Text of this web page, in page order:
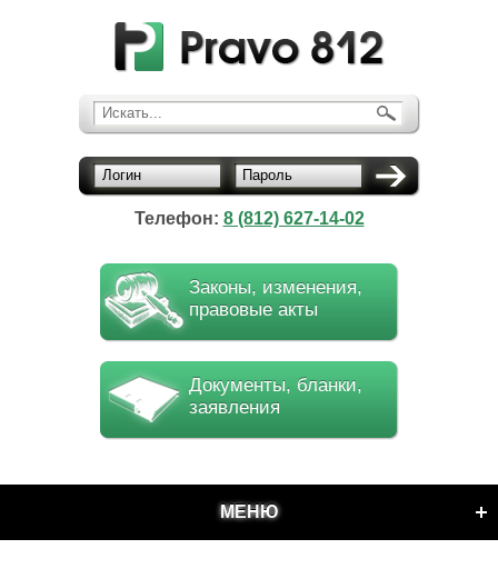
Искать...
Логин Пароль
Телефон: 8 (812) 627-14-02
Законы, изменения,
правовые акты
Документы, бланки,
заявления
МЕНЮ